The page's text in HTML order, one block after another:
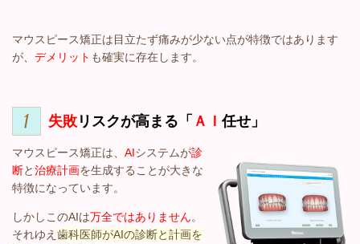
マウスピース矯正は目立たず痛みが少ない点が特徴ではあります
が、 デメリット も確実に存在します。
失敗リスクが高まる「 ＡＩ任せ」
マウスピース矯正は、 AIシステムが診
断と治療計画を生成することが大きな
特徴になっています。
しかしこのAIは万全ではありません。
それゆえ 歯科医師がAIの診断と計画を